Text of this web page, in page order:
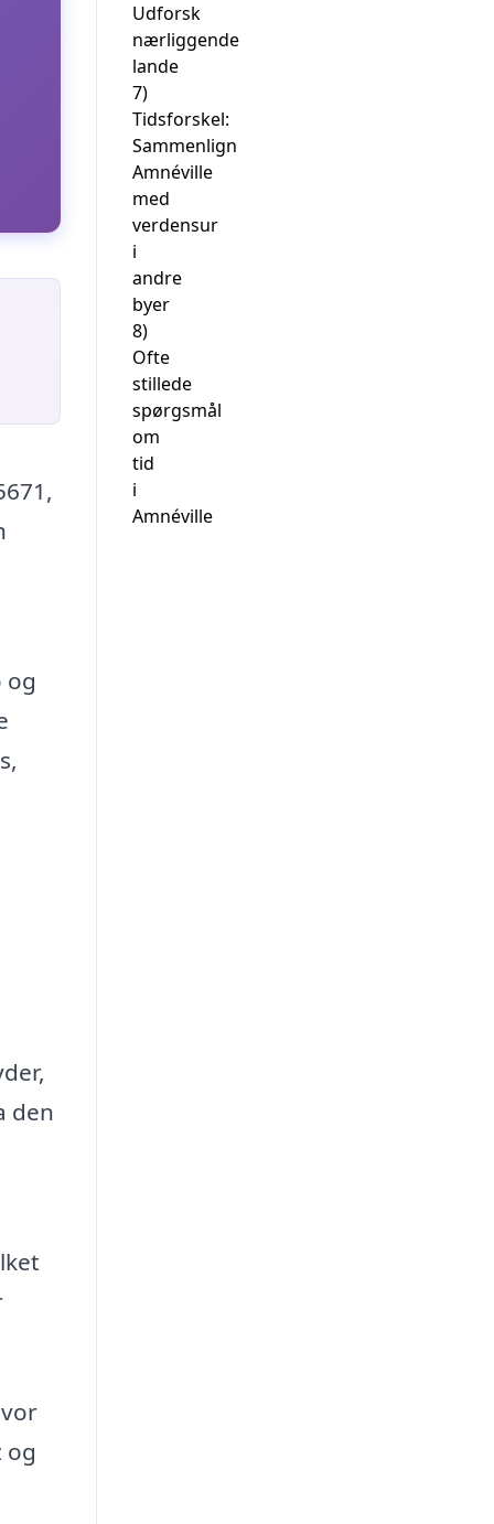
og
den
og
Udforsk
nærliggende
lande
7)
Tidsforskel:
Sammenlign
Amnéville
med
verdensur
i
andre
byer
8)
Ofte
stillede
spørgsmål
om
tid
i
Amnéville